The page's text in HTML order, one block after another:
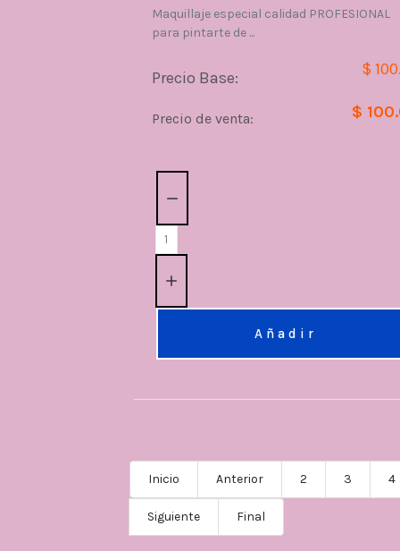
Maquillaje especial calidad PROFESIONAL
para pintarte de ...
Precio Base: $
Precio de venta: $
Añadir
Inicio Anterior 2 3 4
Siguiente Final